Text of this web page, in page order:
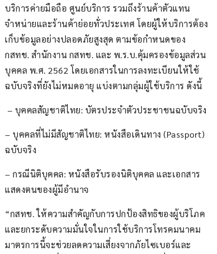
บริการค่ายมือถือ ศูนย์บริการ รวมถึงร้านค้าตัวแทน
จำหน่ายและร้านค้าย่อยทั่วประเทศ โดยผู้ให้บริการต้อง
เก็บข้อมูลอย่างปลอดภัยสูงสุด ตามข้อกำหนดของ
กสทช. สำนักงาน กสทช. และ พ.ร.บ.คุ้มครองข้อมูลส่วน
บุคคล พ.ศ. 2562 โดยเอกสารในการลงทะเบียนให้ใช้
ฉบับจริงที่ยังไม่หมดอายุ แบ่งตามกลุ่มผู้ใช้บริการ ดังนี้
– บุคคลสัญชาติไทย: บัตรประจำตัวประชาชนฉบับจริง
– บุคคลที่ไม่มีสัญชาติไทย: หนังสือเดินทาง (Passport)
ฉบับจริง
– กรณีนิติบุคคล: หนังสือรับรองนิติบุคคล และเอกสาร
แสดงตนของผู้มีอำนาจ
“กสทช. ให้ความสำคัญกับการปกป้องสิทธิของผู้บริโภค
และยกระดับความมั่นใจในการใช้บริการโทรคมนาคม
มาตรการนี้จะช่วยลดความเสี่ยงจากภัยไซเบอร์และ